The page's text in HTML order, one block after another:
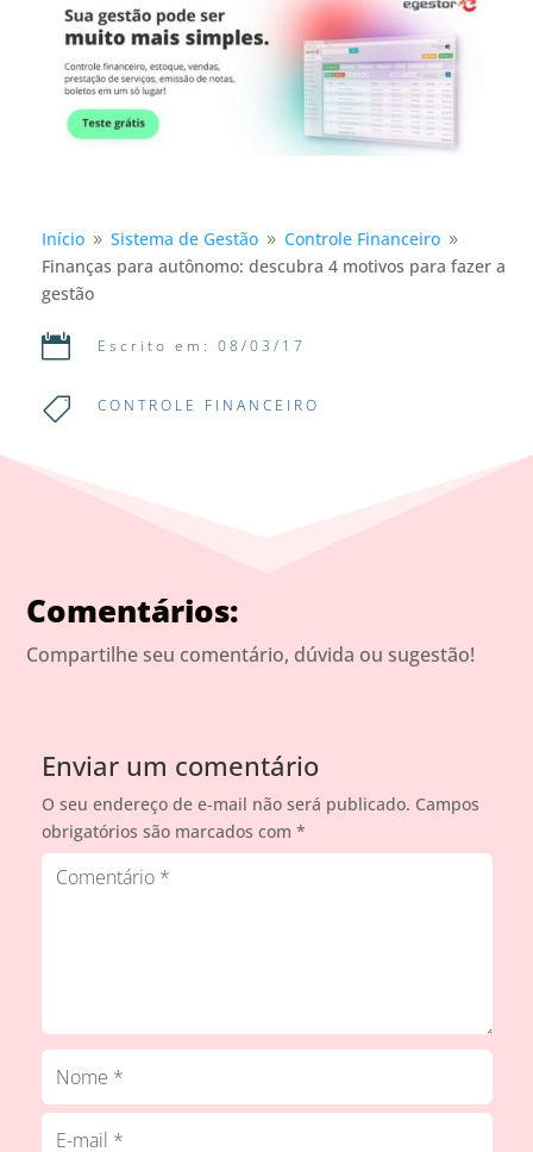
Início 9 Sistema de Gestão 9 Controle Financeiro 9
Finanças para autônomo: descubra 4 motivos para fazer a
gestão
 Escrito em: 08/03/17
 CONTROLE FINANCEIRO
Comentários:
Compartilhe seu comentário, dúvida ou sugestão!
Enviar um comentário
O seu endereço de e-mail não será publicado. Campos
obrigatórios são marcados com *